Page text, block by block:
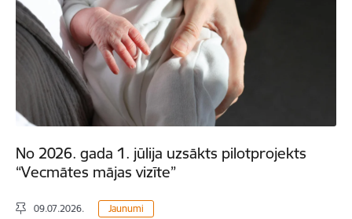
No 2026. gada 1. jūlija uzsākts pilotprojekts
“Vecmātes mājas vizīte”
09.07.2026. Jaunumi